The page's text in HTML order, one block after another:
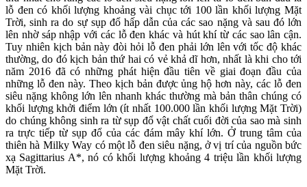
lỗ đen có khối lượng khoảng vài chục tới 100 lần khối lượng Mặt
Trời, sinh ra do sự sụp đổ hấp dẫn của các sao nặng và sau đó lớn
lên nhờ sáp nhập với các lỗ đen khác và hút khí từ các sao lân cận.
Tuy nhiên kịch bản này đòi hỏi lỗ đen phải lớn lên với tốc độ khác
thường, do đó kịch bản thứ hai có vẻ khả dĩ hơn, nhất là khi cho tới
năm 2016 đã có những phát hiện đầu tiên về giai đoạn đầu của
những lỗ đen này. Theo kịch bản được ủng hộ hơn này, các lỗ đen
siêu nặng không lớn lên nhanh khác thường mà bản thân chúng có
khối lượng khởi điểm lớn (ít nhất 100.000 lần khối lượng Mặt Trời)
do chúng không sinh ra từ sụp đổ vật chất cuối đời của sao mà sinh
ra trực tiếp từ sụp đổ của các đám mây khí lớn. Ở trung tâm của
thiên hà Milky Way có một lỗ đen siêu nặng, ở vị trí của nguồn bức
xạ Sagittarius A*, nó có khối lượng khoảng 4 triệu lần khối lượng
Mặt Trời.